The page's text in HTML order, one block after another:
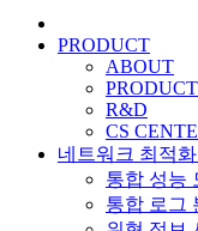
PRODUCT
ABOUT
PRODUCT
R&D
CS
네트워크 최적
통합 성능
통합 로그